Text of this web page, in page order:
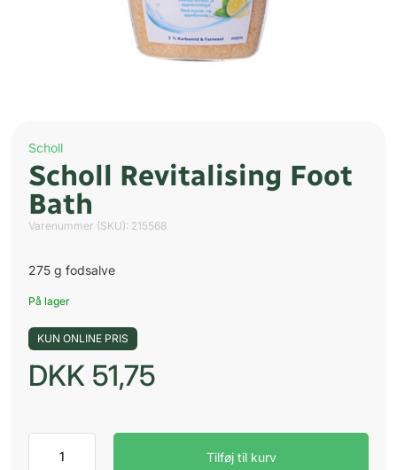
Scholl
Scholl Revitalising Foot
Bath
Varenummer (SKU): 215568
275 g fodsalve
På lager
KUN ONLINE PRIS
DKK 51,75
Revitalising
Tilføj til kurv